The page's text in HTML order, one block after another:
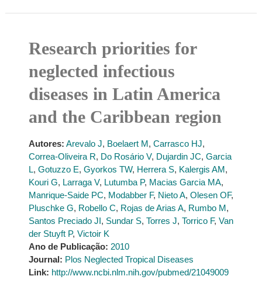
Research priorities for
neglected infectious
diseases in Latin America
and the Caribbean region
Autores: Arevalo J, Boelaert M, Carrasco HJ,
Correa-Oliveira R, Do Rosário V, Dujardin JC, Garcia
L, Gotuzzo E, Gyorkos TW, Herrera S, Kalergis AM,
Kouri G, Larraga V, Lutumba P, Macias Garcia MA,
Manrique-Saide PC, Modabber F, Nieto A, Olesen OF,
Pluschke G, Robello C, Rojas de Arias A, Rumbo M,
Santos Preciado JI, Sundar S, Torres J, Torrico F, Van
der Stuyft P, Victoir K
Ano de Publicação: 2010
Journal: Plos Neglected Tropical Diseases
Link: http://www.ncbi.nlm.nih.gov/pubmed/21049009